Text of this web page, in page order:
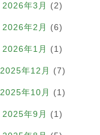
2026年3月 (2)
2026年2月 (6)
2026年1月 (1)
2025年12月 (7)
2025年10月 (1)
2025年9月 (1)